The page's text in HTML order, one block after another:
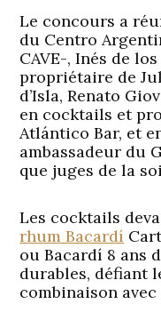
Le concours a
du Centro
CAVE-, Inés de
propriétaire de
d’Isla, Renato
en cocktails et
Atlántico Bar, et
ambassadeur du
que juges de la
Les cocktails
rhum Bacardí
ou Bacardí 8 ans
durables, défiant
combinaison